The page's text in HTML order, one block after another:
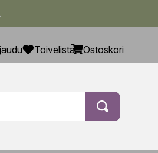
Toivelista Ostoskori